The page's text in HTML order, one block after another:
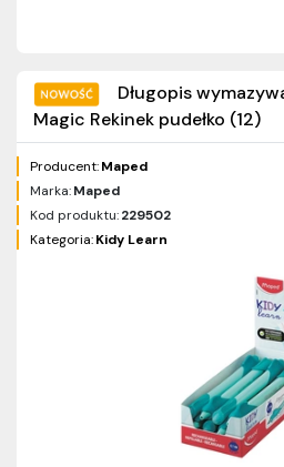
Długopis
Magic Rekinek pudełko (12)
Producent:Maped
Marka:Maped
Kod produktu:229502
Kategoria:Kidy Learn